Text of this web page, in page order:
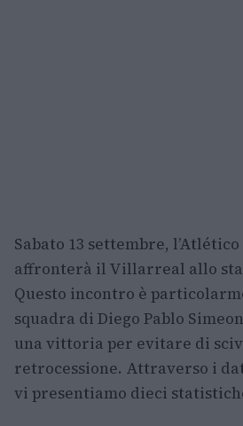
Sabato 13 settembre,
affronterà il Villarreal allo
Questo incontro è
squadra di Diego Pablo
una vittoria per evitare di
retrocessione. Attraverso i
vi presentiamo dieci